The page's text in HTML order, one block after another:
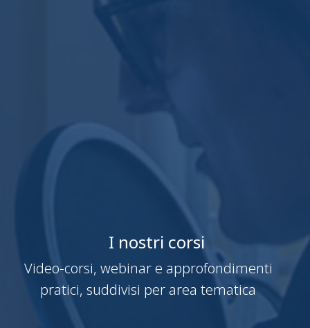
I nostri corsi
Video-corsi, webinar e approfondimenti
pratici, suddivisi per area tematica